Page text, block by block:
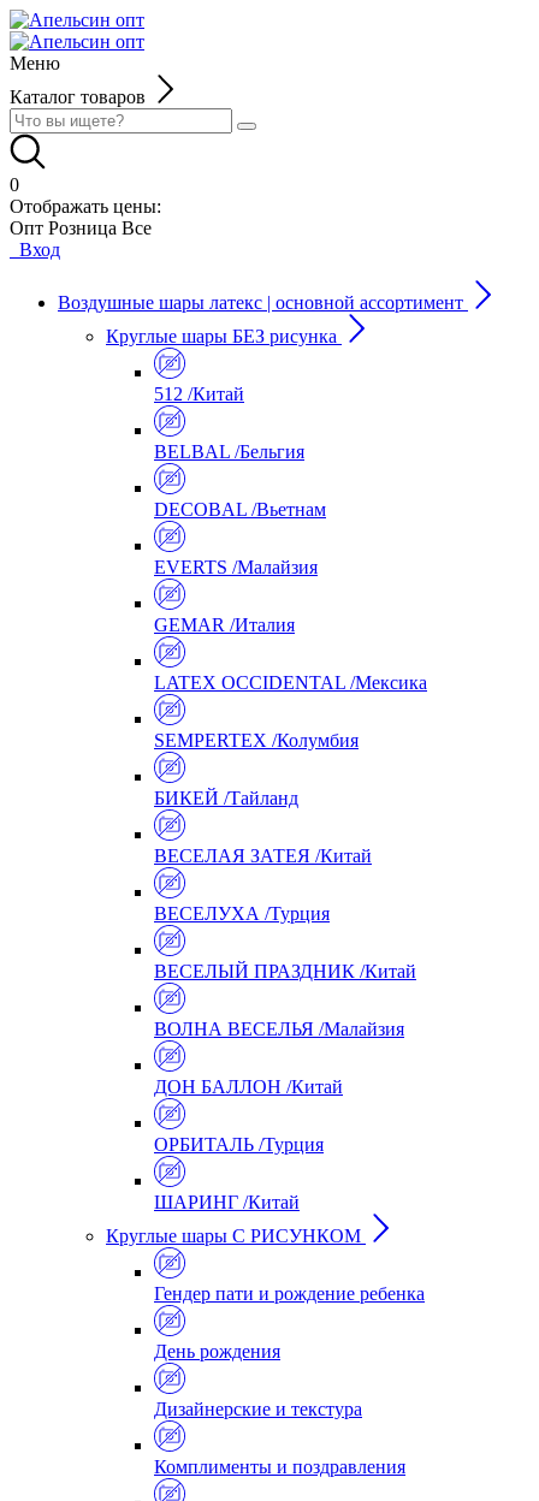
Меню
Каталог товаров
0
Отображать цены:
Опт Розница Все
Вход
Воздушные шары латекс | основной ассортимент
Круглые шары БЕЗ рисунка
512 /Китай
BELBAL /Бельгия
DECOBAL /Вьетнам
EVERTS /Малайзия
GEMAR /Италия
LATEX OCCIDENTAL /Мексика
SEMPERTEX /Колумбия
БИКЕЙ /Тайланд
ВЕСЕЛАЯ ЗАТЕЯ /Китай
ВЕСЕЛУХА /Турция
ВЕСЕЛЫЙ ПРАЗДНИК /Китай
ВОЛНА ВЕСЕЛЬЯ /Малайзия
ДОН БАЛЛОН /Китай
ОРБИТАЛЬ /Турция
ШАРИНГ /Китай
Круглые шары С РИСУНКОМ
Гендер пати и рождение ребенка
День рождения
Дизайнерские и текстура
Комплименты и поздравления